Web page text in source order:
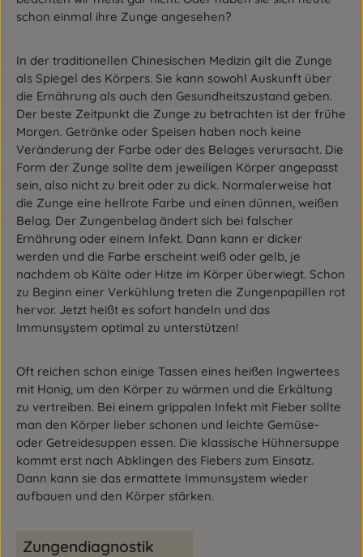
schon einmal ihre Zunge angesehen?
In der traditionellen Chinesischen Medizin gilt die Zunge
als Spiegel des Körpers. Sie kann sowohl Auskunft über
die Ernährung als auch den Gesundheitszustand geben.
Der beste Zeitpunkt die Zunge zu betrachten ist der frühe
Morgen. Getränke oder Speisen haben noch keine
Veränderung der Farbe oder des Belages verursacht. Die
Form der Zunge sollte dem jeweiligen Körper angepasst
sein, also nicht zu breit oder zu dick. Normalerweise hat
die Zunge eine hellrote Farbe und einen dünnen, weißen
Belag. Der Zungenbelag ändert sich bei falscher
Ernährung oder einem Infekt. Dann kann er dicker
werden und die Farbe erscheint weiß oder gelb, je
nachdem ob Kälte oder Hitze im Körper überwiegt. Schon
zu Beginn einer Verkühlung treten die Zungenpapillen rot
hervor. Jetzt heißt es sofort handeln und das
Immunsystem optimal zu unterstützen!
Oft reichen schon einige Tassen eines heißen Ingwertees
mit Honig, um den Körper zu wärmen und die Erkältung
zu vertreiben. Bei einem grippalen Infekt mit Fieber sollte
man den Körper lieber schonen und leichte Gemüse-
oder Getreidesuppen essen. Die klassische Hühnersuppe
kommt erst nach Abklingen des Fiebers zum Einsatz.
Dann kann sie das ermattete Immunsystem wieder
aufbauen und den Körper stärken.
Zungendiagnostik